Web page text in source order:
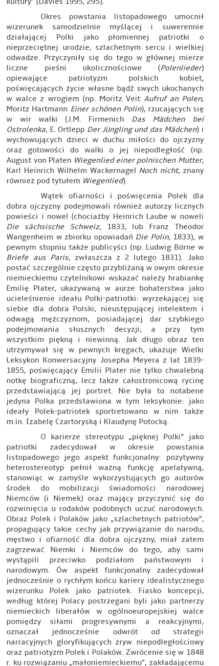
Okres powstania listopadowego umocnił
wizerunek samodzielnie myślącej i suwerennie
działającej Polki jako płomiennej patriotki o
nieprzeciętnej urodzie, szlachetnym sercu i wielkiej
odwadze. Przyczyniły się do tego w głównej mierze
liczne pieśni okolicznościowe (Polenlieder)
opiewające patriotyzm polskich kobiet,
poświęcających życie własne bądź swych ukochanych
w walce z wrogiem (np. Moritz VeitAufruf an Polen,
Moritz Hartmann Einer schönen Polin), rzucających się
w wir walki (J.M. Firmenich Das Mädchen bei
Ostrolenka, E. Ortlepp Der Jüngling und das Mädchen) i
wychowujących dzieci w duchu miłości do ojczyzny
oraz gotowości do walki o jej niepodległość (np.
August von Platen Wiegenlied einer polnischen Mutter,
Karl Heinrich Wilhelm Wackernagel Noch nicht, znany
również pod tytułem Wiegenlied).
Wątek ofiarności i poświęcenia Polek dla
dobra ojczyzny podejmowali również autorzy licznych
powieści i nowel (chociażby Heinrich Laube w noweli
Die sächsische Schweiz, 1833, lub Franz Theodor
Wangenheim w zbiorku opowiadań Die Polin, 1833), w
pewnym stopniu także publicyści (np. Ludwig Börne w
Briefe aus Paris, zwłaszcza z 2 lutego 1831). Jako
postać szczególnie często przybliżaną w owym okresie
niemieckiemu czytelnikowi wskazać należy hrabiankę
Emilię Plater, ukazywaną w aurze bohaterstwa jako
ucieleśnienie ideału Polki-patriotki: wyrzekającej się
siebie dla dobra Polski, nieustępującej intelektem i
odwagą mężczyznom, posiadającej dar szybkiego
podejmowania słusznych decyzji, a przy tym
wszystkim piękną i niewinną. Jak długo obraz ten
utrzymywał się w pewnych kręgach, ukazuje Wielki
Leksykon Konwersacyjny Josepha Meyera z lat 1839-
1855, poświęcający Emilii Plater nie tylko chwalebną
notkę biograficzną, lecz także całostronicową rycinę
przedstawiającą jej portret. Nie była to notabene
jedyna Polka przedstawiona w tym leksykonie: jako
ideały Polek-patriotek sportretowano w nim także
m.in. Izabelę Czartoryską i Klaudynę Potocką.
O karierze stereotypu „pięknej Polki” jako
patriotki zadecydował w okresie powstania
listopadowego jego aspekt funkcjonalny: pozytywny
heterostereotyp pełnił ważną funkcję apelatywną,
stanowiąc w zamyśle wykorzystujących go autorów
środek do mobilizacji świadomości narodowej
Niemców (i Niemek) oraz mający przyczynić się do
rozwinięcia u rodaków podobnych uczuć narodowych.
Obraz Polek i Polaków jako „szlachetnych patriotów”,
propagujący takie cechy jak przywiązanie do narodu,
męstwo i ofiarność dla dobra ojczyzny, miał zatem
zagrzewać Niemki i Niemców do tego, aby sami
wystąpili przeciwko podziałom państwowym i
narodowym. Ów aspekt funkcjonalny zadecydował
jednocześnie o rychłym końcu kariery idealistycznego
wizerunku Polek jako patriotek. Fiasko koncepcji,
według której Polacy postrzegani byli jako partnerzy
niemieckich liberałów w ogólnoeuropejskiej walce
pomiędzy siłami progresywnymi a reakcyjnymi,
oznaczał jednocześnie odwrót od strategii
narracyjnych gloryfikujących zryw niepodległościowy
oraz patriotyzm Polek i Polaków. Zwrócenie się w 1848
r. ku rozwiązaniu „małoniemieckiemu”, zakładającemu